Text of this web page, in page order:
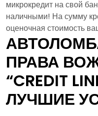
микрокредит на свой
наличными! На сумму
оценочная стоимость
ПРАВА
“CREDIT
ЛУЧШИЕ